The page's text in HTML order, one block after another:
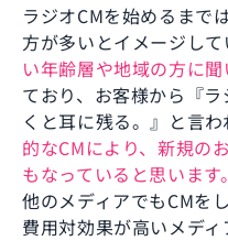
ラジオCMを始めるまで
方が多いとイメージして
い年齢層や地域の方に
ており、お客様から『
くと耳に残る。』と言わ
的なCMにより、新規の
もなっていると思います。
他のメディアでもCMを
費用対効果が高いメディ